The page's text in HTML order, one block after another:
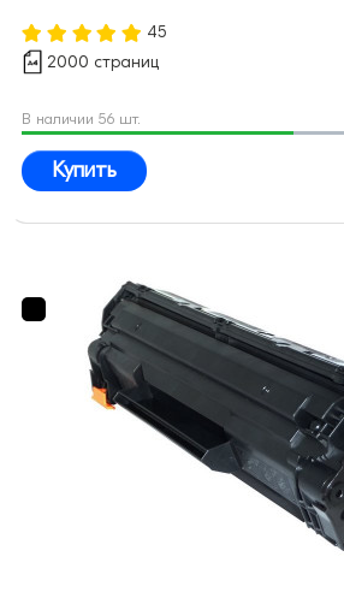
45
2000 страниц
В наличии 56 шт.
Купить